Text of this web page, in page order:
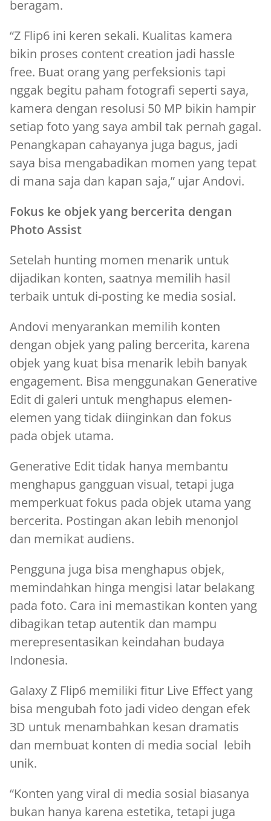
beragam.
“Z Flip6 ini keren sekali. Kualitas kamera
bikin proses content creation jadi hassle
free. Buat orang yang perfeksionis tapi
nggak begitu paham fotografi seperti saya,
kamera dengan resolusi 50 MP bikin hampir
setiap foto yang saya ambil tak pernah gagal.
Penangkapan cahayanya juga bagus, jadi
saya bisa mengabadikan momen yang tepat
di mana saja dan kapan saja,” ujar Andovi.
Fokus ke objek yang bercerita dengan
Photo Assist
Setelah hunting momen menarik untuk
dijadikan konten, saatnya memilih hasil
terbaik untuk di-posting ke media sosial.
Andovi menyarankan memilih konten
dengan objek yang paling bercerita, karena
objek yang kuat bisa menarik lebih banyak
engagement. Bisa menggunakan Generative
Edit di galeri untuk menghapus elemen-
elemen yang tidak diinginkan dan fokus
pada objek utama.
Generative Edit tidak hanya membantu
menghapus gangguan visual, tetapi juga
memperkuat fokus pada objek utama yang
bercerita. Postingan akan lebih menonjol
dan memikat audiens.
Pengguna juga bisa menghapus objek,
memindahkan hinga mengisi latar belakang
pada foto. Cara ini memastikan konten yang
dibagikan tetap autentik dan mampu
merepresentasikan keindahan budaya
Indonesia.
Galaxy Z Flip6 memiliki fitur Live Effect yang
bisa mengubah foto jadi video dengan efek
3D untuk menambahkan kesan dramatis
dan membuat konten di media social lebih
unik.
“Konten yang viral di media sosial biasanya
bukan hanya karena estetika, tetapi juga